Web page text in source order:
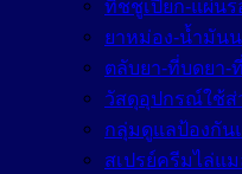
ทิชชูเปียก-แผ่นร
ยาหม่อง-น้ำมัน
ตลับยา-ที่บดยา-
วัสดุอุปกรณ์ใช้ส่
กลุ่มดูแลป้องกัน
สเปรย์ครีมไล่แม